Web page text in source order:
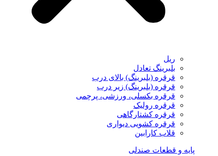
ریل
بلبرینگ تعادل
قرقره (بلبرینگ) بالای درب
قرقره (بلبرینگ) زیر درب
قرقره بکسلی، ورزشی، پرچمی
قرقره رولیک
قرقره کشتارگاهی
قرقره کشویی دیواری
قلاب کارابین
پایه و قطعات صندلی